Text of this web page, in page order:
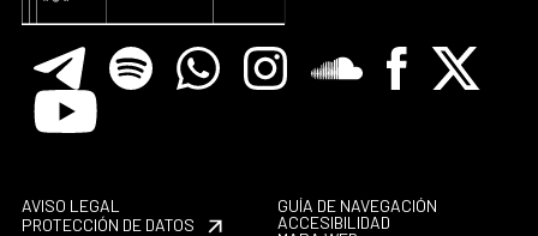
TelegramSpotify WhatsappInstagramSoundcloreFacebook
X
Youtube
AVISO LEGAL
PROTECCIÓN DE DATOS
GUÍA DE NAVEGACIÓN
ACCESIBILIDAD